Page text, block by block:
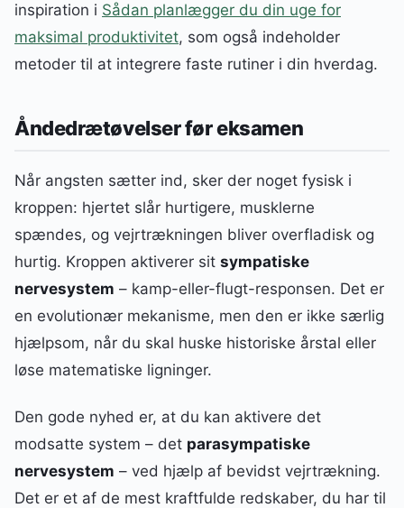
inspiration i Sådan planlægger du din uge for
maksimal produktivitet, som også indeholder
metoder til at integrere faste rutiner i din hverdag.
Åndedrætøvelser før eksamen
Når angsten sætter ind, sker der noget fysisk i
kroppen: hjertet slår hurtigere, musklerne
spændes, og vejrtrækningen bliver overfladisk og
hurtig. Kroppen aktiverer sit sympatiske
nervesystem – kamp-eller-flugt-responsen. Det er
en evolutionær mekanisme, men den er ikke særlig
hjælpsom, når du skal huske historiske årstal eller
løse matematiske ligninger.
Den gode nyhed er, at du kan aktivere det
modsatte system – det parasympatiske
nervesystem – ved hjælp af bevidst vejrtrækning.
Det er et af de mest kraftfulde redskaber, du har til